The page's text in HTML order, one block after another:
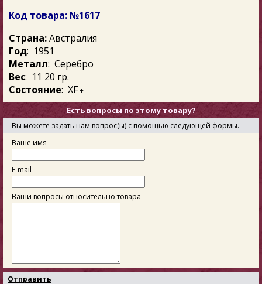
Код товара: №1617
Страна:Австралия
Год: 1951
Металл: Серебро
Вес: 11 20 гр.
Состояние: ХF+
Есть вопросы по этому товару?
Вы можете задать нам вопрос(ы) с помощью следующей формы.
Ваше имя
E-mail
Ваши вопросы относительно товара
Отправить